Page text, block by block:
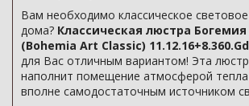
Вам необходимо классическое
дома? Классическая люстра
(Bohemia Art Classic)
для Вас отличным вариантом! Эта
наполнит помещение атмосферой
вполне самодостаточным источником